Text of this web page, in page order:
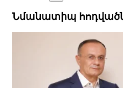
Նմանատիպ